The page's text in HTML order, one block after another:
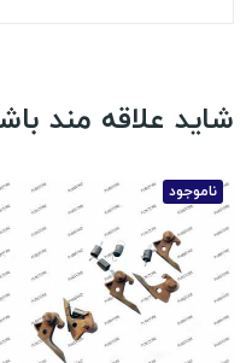
شاید علاقه مند
ناموجود